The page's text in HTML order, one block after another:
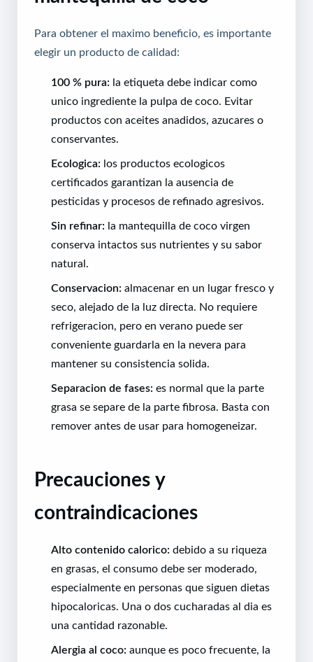
Para obtener el maximo beneficio, es importante
elegir un producto de calidad:
100 % pura: la etiqueta debe indicar como
unico ingrediente la pulpa de coco. Evitar
productos con aceites anadidos, azucares o
conservantes.
Ecologica: los productos ecologicos
certificados garantizan la ausencia de
pesticidas y procesos de refinado agresivos.
Sin refinar: la mantequilla de coco virgen
conserva intactos sus nutrientes y su sabor
natural.
Conservacion: almacenar en un lugar fresco y
seco, alejado de la luz directa. No requiere
refrigeracion, pero en verano puede ser
conveniente guardarla en la nevera para
mantener su consistencia solida.
Separacion de fases: es normal que la parte
grasa se separe de la parte fibrosa. Basta con
remover antes de usar para homogeneizar.
Precauciones y
contraindicaciones
Alto contenido calorico: debido a su riqueza
en grasas, el consumo debe ser moderado,
especialmente en personas que siguen dietas
hipocaloricas. Una o dos cucharadas al dia es
una cantidad razonable.
Alergia al coco: aunque es poco frecuente, la